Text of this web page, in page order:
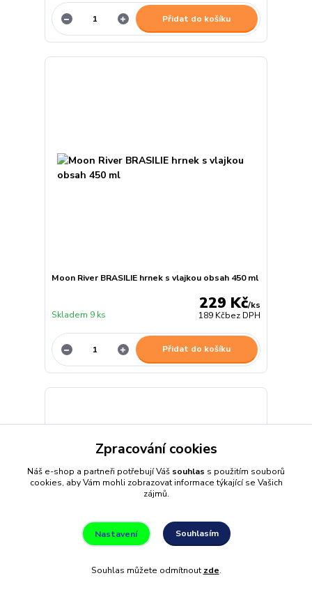
Přidat do košíku
Moon River BRASILIE hrnek s vlajkou obsah 450 ml
229 Kč/ks
189 Kčbez DPH
Skladem 9 ks
Přidat do košíku
Zpracování cookies
Náš e-shop a partneři potřebují Váš souhlas s použitím souborů
cookies, aby Vám mohli zobrazovat informace týkající se Vašich
zájmů.
Nastavení Souhlasím
Souhlas můžete odmítnout zde.